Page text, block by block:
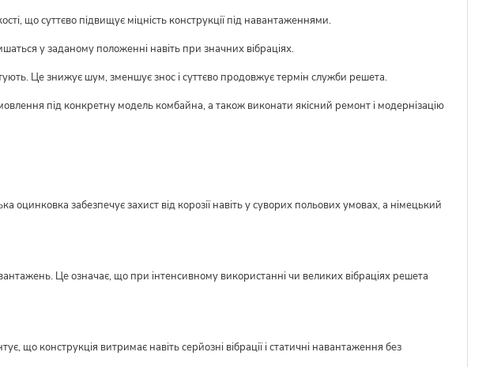
що суттєво підвищує міцність конструкції під навантаженнями.
у заданому положенні навіть при значних вібраціях.
Це знижує шум, зменшує знос і суттєво продовжує термін служби решета.
під конкретну модель комбайна, а також виконати якісний ремонт і модернізацію
оцинковка забезпечує захист від корозії навіть у суворих польових умовах, а німецький
Це означає, що при інтенсивному використанні чи великих вібраціях решета
що конструкція витримає навіть серйозні вібрації і статичні навантаження без